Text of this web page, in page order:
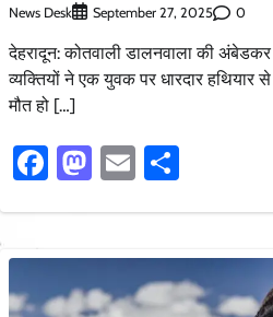
News Desk September 27, 2025 0
देहरादून: कोतवाली डालनवाला की अंबेडकर
व्यक्तियों ने एक युवक पर धारदार
मौत हो […]
Facebook
Mastodon
Email